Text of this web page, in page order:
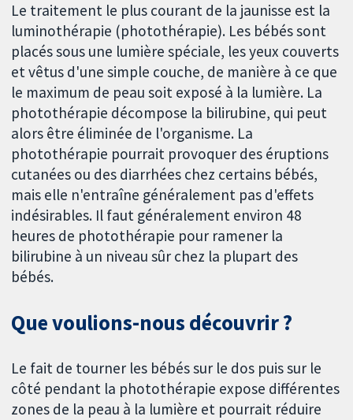
Le traitement le plus courant de la jaunisse est la
luminothérapie (photothérapie). Les bébés sont
placés sous une lumière spéciale, les yeux couverts
et vêtus d'une simple couche, de manière à ce que
le maximum de peau soit exposé à la lumière. La
photothérapie décompose la bilirubine, qui peut
alors être éliminée de l'organisme. La
photothérapie pourrait provoquer des éruptions
cutanées ou des diarrhées chez certains bébés,
mais elle n'entraîne généralement pas d'effets
indésirables. Il faut généralement environ 48
heures de photothérapie pour ramener la
bilirubine à un niveau sûr chez la plupart des
bébés.
Que voulions-nous découvrir ?
Le fait de tourner les bébés sur le dos puis sur le
côté pendant la photothérapie expose différentes
zones de la peau à la lumière et pourrait réduire